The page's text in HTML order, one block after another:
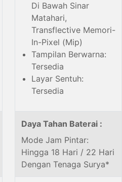
Di Bawah Sinar
Matahari,
Transflective Memori-
In-Pixel (Mip)
Tampilan Berwarna:
Tersedia
Layar Sentuh:
Tersedia
Daya Tahan Baterai :
Mode Jam Pintar:
Hingga 18 Hari / 22 Hari
Dengan Tenaga Surya*